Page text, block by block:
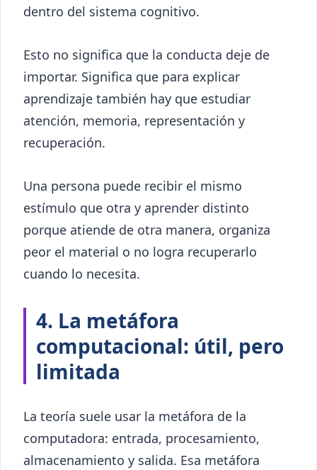
dentro del sistema cognitivo.
Esto no significa que la conducta deje de
importar. Significa que para explicar
aprendizaje también hay que estudiar
atención, memoria, representación y
recuperación.
Una persona puede recibir el mismo
estímulo que otra y aprender distinto
porque atiende de otra manera, organiza
peor el material o no logra recuperarlo
cuando lo necesita.
4. La metáfora
computacional: útil, pero
limitada
La teoría suele usar la metáfora de la
computadora: entrada, procesamiento,
almacenamiento y salida. Esa metáfora